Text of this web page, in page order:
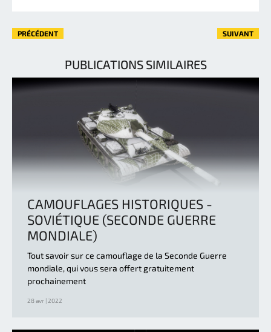
PRÉCÉDENT SUIVANT
PUBLICATIONS SIMILAIRES
CAMOUFLAGES HISTORIQUES -
SOVIÉTIQUE (SECONDE GUERRE
MONDIALE)
Tout savoir sur ce camouflage de la Seconde Guerre
mondiale, qui vous sera offert gratuitement
prochainement
28 avr | 2022